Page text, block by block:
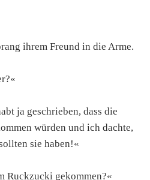
ihrem Freund in die Arme.
ja geschrieben, dass die
würden und ich dachte,
sie haben!«
Ruckzucki gekommen?«